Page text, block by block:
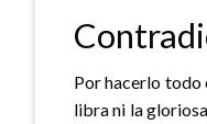
Por hacerlo todo
libra ni la